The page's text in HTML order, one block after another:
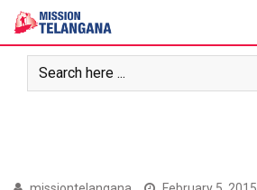
Skip
content
NEWS